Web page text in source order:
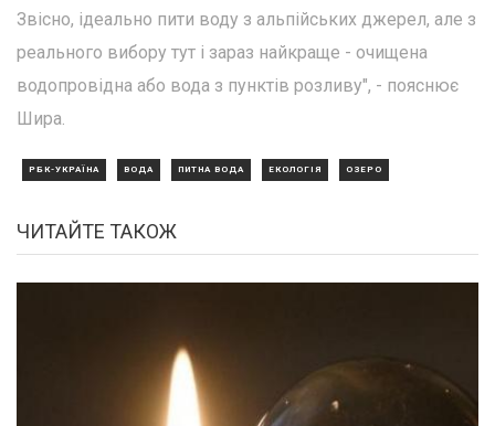
Звісно, ідеально пити воду з альпійських джерел, але з
реального вибору тут і зараз найкраще - очищена
водопровідна або вода з пунктів розливу", - пояснює
Шира.
РБК-УКРАЇНА ВОДА ПИТНА ВОДА ЕКОЛОГІЯ ОЗЕРО
ЧИТАЙТЕ ТАКОЖ